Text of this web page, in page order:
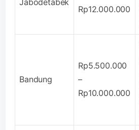
Rp12.000.000
Bandung
Rp5.500.000
–
Rp10.000.000